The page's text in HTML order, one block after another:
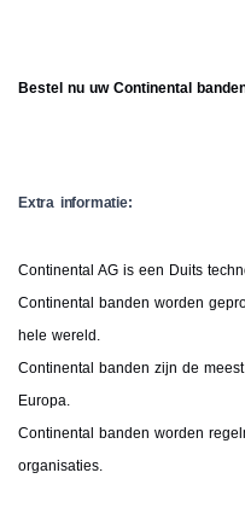
Bestel nu uw Continental
Extra informatie:
Continental AG is een Duits
Continental banden worden
hele wereld.
Continental banden zijn de
Europa.
Continental banden worden
organisaties.